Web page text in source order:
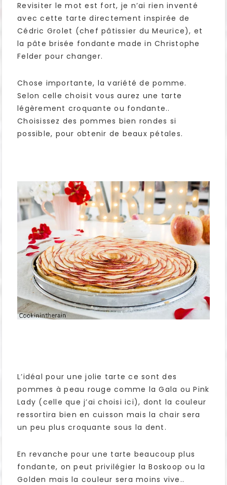
Revisiter le mot est fort, je n’ai rien inventé
avec cette tarte directement inspirée de
Cédric Grolet (chef pâtissier du Meurice), et
la pâte brisée fondante made in Christophe
Felder pour changer.
Chose importante, la variété de pomme.
Selon celle choisit vous aurez une tarte
légèrement croquante ou fondante..
Choisissez des pommes bien rondes si
possible, pour obtenir de beaux pétales.
L’idéal pour une jolie tarte ce sont des
pommes à peau rouge comme la Gala ou Pink
Lady (celle que j’ai choisi ici), dont la couleur
ressortira bien en cuisson mais la chair sera
un peu plus croquante sous la dent.
En revanche pour une tarte beaucoup plus
fondante, on peut privilégier la Boskoop ou la
Golden mais la couleur sera moins vive..